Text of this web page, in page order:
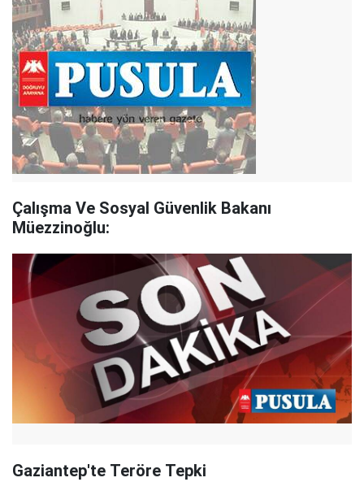
Çalışma Ve Sosyal Güvenlik Bakanı
Müezzinoğlu:
Gaziantep'te Teröre Tepki